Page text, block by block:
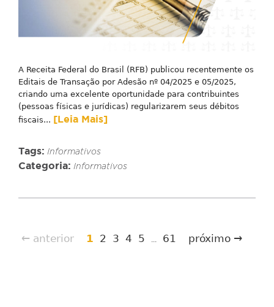
A Receita Federal do Brasil (RFB) publicou recentemente os
Editais de Transação por Adesão nº 04/2025 e 05/2025,
criando uma excelente oportunidade para contribuintes
(pessoas físicas e jurídicas) regularizarem seus débitos
fiscais... [Leia Mais]
Tags: Informativos
Categoria: Informativos
← anterior 1 2 3 4 5 ... 61 próximo →